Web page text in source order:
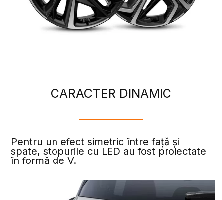
CARACTER DINAMIC
Pentru un efect simetric între față și
spate, stopurile cu LED au fost proiectate
în formă de V.